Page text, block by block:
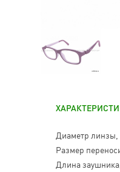
Диаметр
Размер
Длина